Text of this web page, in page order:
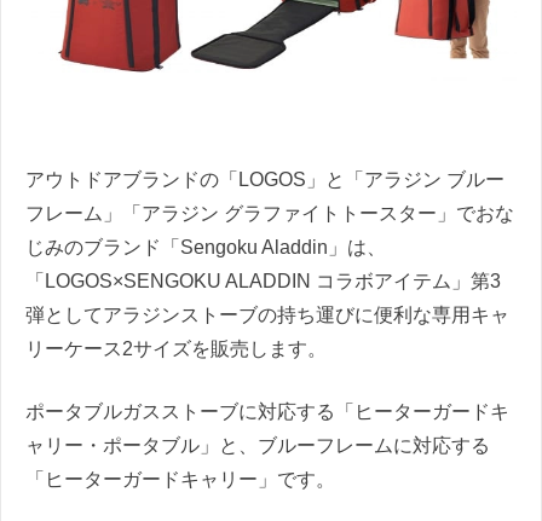
アウトドアブランドの「LOGOS」と「アラジン ブルー
フレーム」「アラジン グラファイトトースター」でおな
じみのブランド「Sengoku Aladdin」は、
「LOGOS×SENGOKU ALADDIN コラボアイテム」第3
弾としてアラジンストーブの持ち運びに便利な専用キャ
リーケース2サイズを販売します。
ポータブルガスストーブに対応する「ヒーターガードキ
ャリー・ポータブル」と、ブルーフレームに対応する
「ヒーターガードキャリー」です。